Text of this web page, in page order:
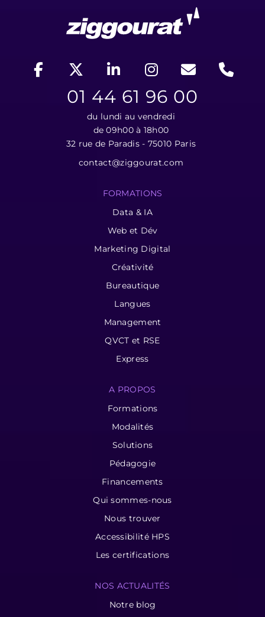
01 44 61 96 00
du lundi au vendredi
de 09h00 à 18h00
32 rue de Paradis - 75010 Paris
contact@ziggourat.com
FORMATIONS
Data & IA
Web et Dév
Marketing Digital
Créativité
Bureautique
Langues
Management
QVCT et RSE
Express
A PROPOS
Formations
Modalités
Solutions
Pédagogie
Financements
Qui sommes-nous
Nous trouver
Accessibilité HPS
Les certifications
NOS ACTUALITÉS
Notre blog